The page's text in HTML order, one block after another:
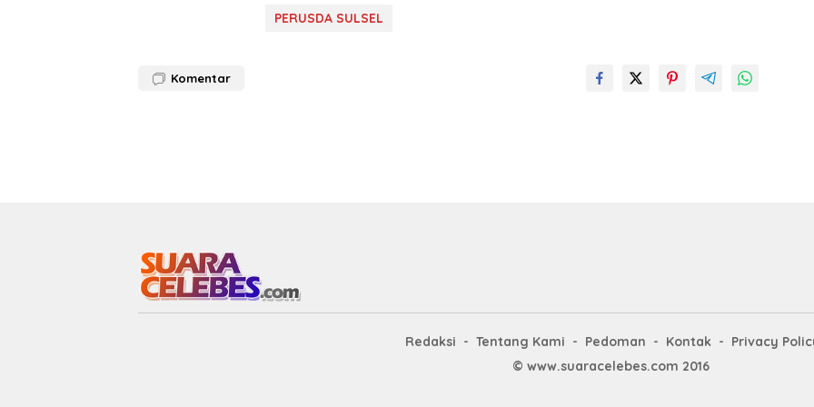
PERUSDA SULSEL
Komentar
Redaksi Tentang Kami Pedoman Kontak
Privacy
© www.suaracelebes.com 2016